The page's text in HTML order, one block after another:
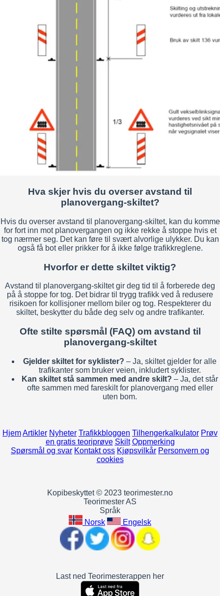
Hva skjer hvis du overser avstand til
planovergang-skiltet?
Hvis du overser avstand til planovergang-skiltet, kan du komme
for fort inn mot planovergangen og ikke rekke å stoppe hvis et
tog nærmer seg. Det kan føre til svært alvorlige ulykker. Du kan
også få bot eller prikker for å ikke følge trafikkreglene.
Hvorfor er dette skiltet viktig?
Avstand til planovergang-skiltet gir deg tid til å forberede deg
på å stoppe for tog. Det bidrar til trygg trafikk ved å redusere
risikoen for kollisjoner mellom biler og tog. Respekterer du
skiltet, beskytter du både deg selv og andre trafikanter.
Ofte stilte spørsmål (FAQ) om avstand til
planovergang-skiltet
Gjelder skiltet for syklister? – Ja, skiltet gjelder for alle
trafikanter som bruker veien, inkludert syklister.
Kan skiltet stå sammen med andre skilt? – Ja, det står
ofte sammen med fareskilt for planovergang med eller
uten bom.
HjemArtikler Nyheter Trafikkbloggen Tilhengerkalkulator Prøv
en gratis teoriprøve Skilt Oppmerking
Spørsmål og svar Kontakt oss Kjøpsvilkår Personvern og
cookies
Kopibeskyttet © 2023 teorimester.no
Teorimester AS
Språk
Norsk
Engelsk
Last ned Teorimesterappen her